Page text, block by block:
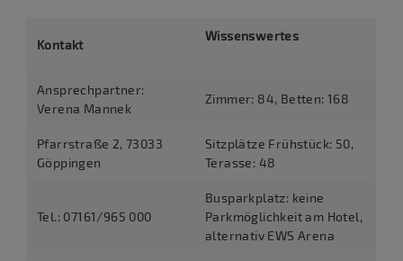
Kontakt
Wissenswertes
Ansprechpartner:
Verena Mannek
Zimmer: 84, Betten: 168
Pfarrstraße 2, 73033
Göppingen
Sitzplätze Frühstück: 50,
Terasse: 48
Tel.: 07161/965 000
Busparkplatz: keine
Parkmöglichkeit am Hotel,
alternativ EWS Arena